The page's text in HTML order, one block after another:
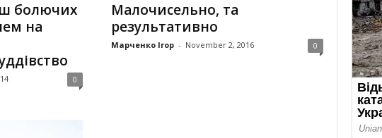
болючих
на
0
Малочисельно, та
результативно
Марченко Ігор - November 2, 2016 0